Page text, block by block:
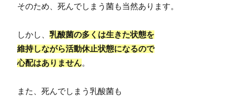
そのため、死んでしまう菌も当然あります。
しかし、乳酸菌の多くは生きた状態を
維持しながら活動休止状態になるので
心配はありません。
また、死んでしまう乳酸菌も